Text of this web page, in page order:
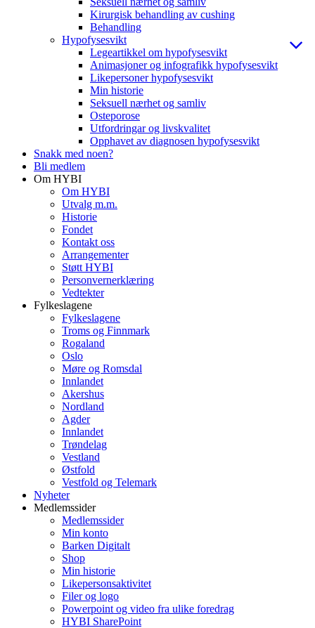
Kirurgisk behandling av cushing
Behandling
Hypofysesvikt
Legeartikkel om hypofysesvikt
Animasjoner og infografikk hypofysesvikt
Likepersoner hypofysesvikt
Min historie
Seksuell nærhet og samliv
Osteporose
Utfordringar og livskvalitet
Opphavet av diagnosen hypofysesvikt
Snakk med noen?
Bli medlem
Om HYBI
Om HYBI
Utvalg m.m.
Historie
Fondet
Kontakt oss
Arrangementer
Støtt HYBI
Personvernerklæring
Vedtekter
Fylkeslagene
Fylkeslagene
Troms og Finnmark
Rogaland
Oslo
Møre og Romsdal
Innlandet
Akershus
Nordland
Agder
Innlandet
Trøndelag
Vestland
Østfold
Vestfold og Telemark
Nyheter
Medlemssider
Medlemssider
Min konto
Barken Digitalt
Shop
Min historie
Likepersonsaktivitet
Filer og logo
Powerpoint og video fra ulike foredrag
HYBI SharePoint